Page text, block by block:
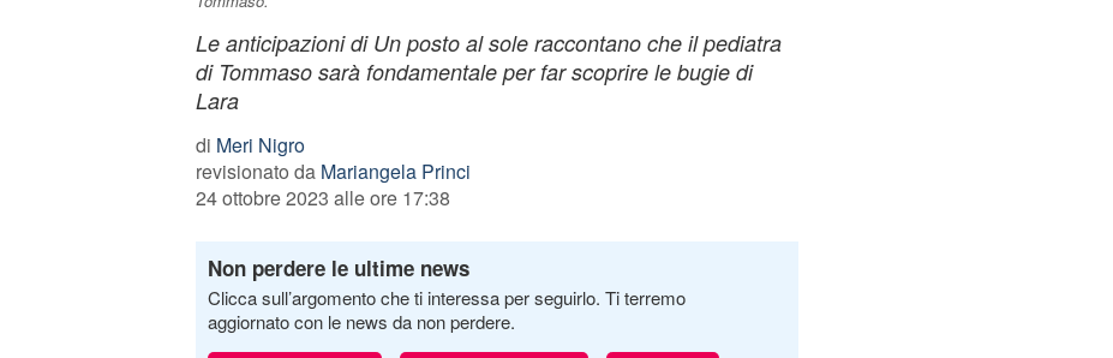
Le anticipazioni di Un posto al sole raccontano che il pediatra
di Tommaso sarà fondamentale per far scoprire le bugie di
Lara
di Meri Nigro
revisionato da Mariangela Princi
24 ottobre 2023 alle ore 17:38
Non perdere le ultime news
Clicca sull’argomento che ti interessa per seguirlo. Ti terremo
aggiornato con le news da non perdere.